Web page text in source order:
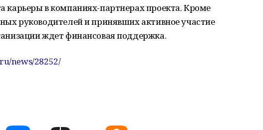
карьеры в компаниях-партнерах проекта. Кроме
руководителей и принявших активное участие
ждет финансовая поддержка.
news/28252/